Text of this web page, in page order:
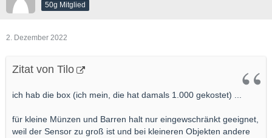
50g Mitglied
2. Dezember 2022
Zitat von Tilo
ich hab die box (ich mein, die hat damals 1.000 gekostet) ...
für kleine Münzen und Barren halt nur eingewschränkt geeignet,
weil der Sensor zu groß ist und bei kleineren Objekten andere